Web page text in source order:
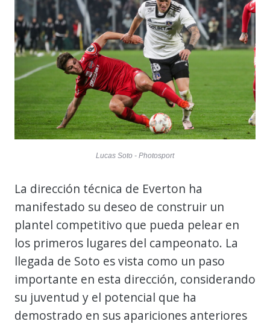
Lucas Soto - Photosport
La dirección técnica de Everton ha
manifestado su deseo de construir un
plantel competitivo que pueda pelear en
los primeros lugares del campeonato. La
llegada de Soto es vista como un paso
importante en esta dirección, considerando
su juventud y el potencial que ha
demostrado en sus apariciones anteriores